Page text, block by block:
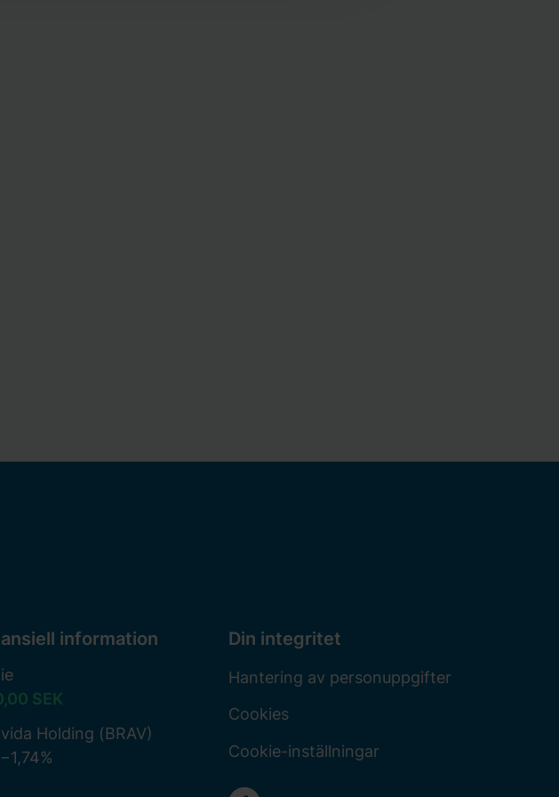
information
SEK
Holding (BRAV)
−1,74%
Din integritet
Hantering av personuppgifter
Cookies
Cookie-inställningar